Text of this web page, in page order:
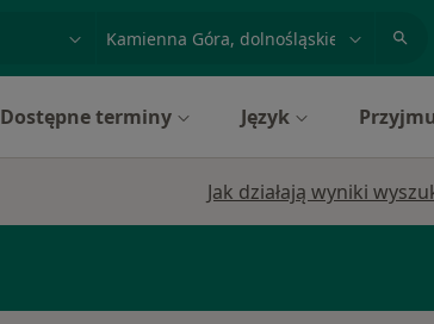
miasto lub dzielnica
Dostępne terminy Język
Jak działają wyniki